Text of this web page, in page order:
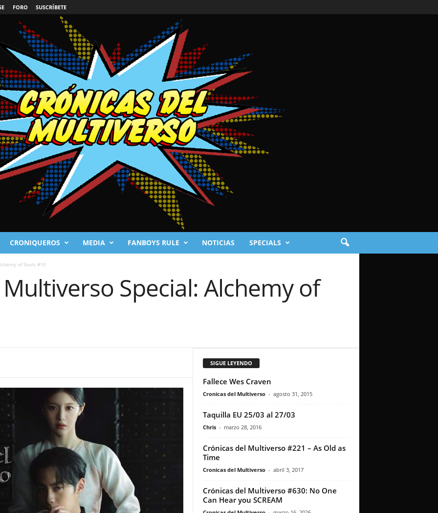
FORO SUSCRÍBETE
CRONIQUEROS MEDIA FANBOYS RULE NOTICIAS SPECIALS
of Souls #10
Special: Alchemy of
SIGUE LEYENDO
Fallece Wes Craven
Cronicas del Multiverso - agosto 31, 2015
Taquilla EU 25/03 al 27/03
Chris - marzo 28, 2016
Crónicas del Multiverso #221 – As Old as
Time
Cronicas del Multiverso - abril 3, 2017
Crónicas del Multiverso #630: No One
Can Hear you SCREAM